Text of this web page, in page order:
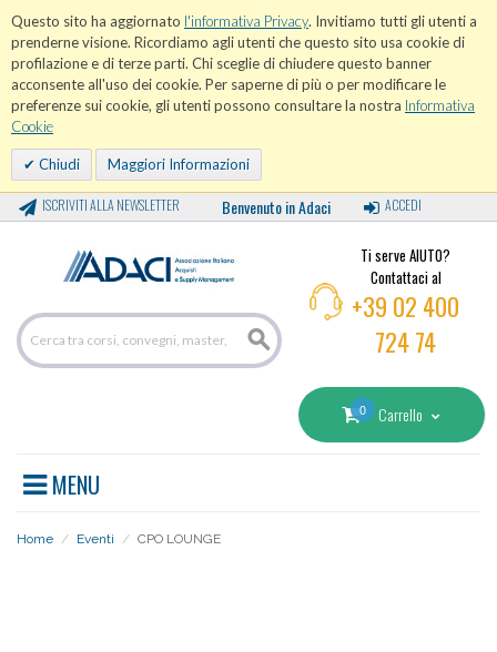
Questo sito ha aggiornato l'informativa Privacy. Invitiamo tutti gli utenti a
prenderne visione. Ricordiamo agli utenti che questo sito usa cookie di
profilazione e di terze parti. Chi sceglie di chiudere questo banner
acconsente all'uso dei cookie. Per saperne di più o per modificare le
preferenze sui cookie, gli utenti possono consultare la nostra Informativa
Cookie
Chiudi Maggiori Informazioni
ISCRIVITI ALLA NEWSLETTER Benvenuto in Adaci ACCEDI
Ti serve AIUTO?
Contattaci al
+39 02 400
724 74
0 Carrello
MENU
Home / Eventi / CPO LOUNGE